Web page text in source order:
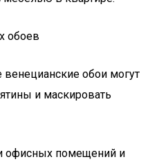
обоев
венецианские обои могут
и маскировать
офисных помещений и